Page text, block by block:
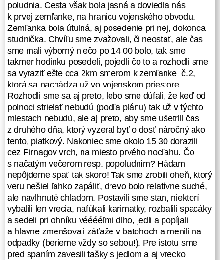
bola príjemná viedla listnatým
lesíkom až k odpočívadlu pod
vrchom Krivošťianka. Tu sme si dali
raňajky, niektorí aj cigaretku, uvarili
kávičku a proste pookriali. Vybehli
sme bez batohov na vrch
Krivoštianky, odkiaľ bol nádherný
výhľad na Humenné a okolie..zrobili
sme pár fotiek, pobalili sa a fičali
ďalej po zelenej...miestami sme
naďabili na úseky, kde bola cesta
vykosená nejakým
vyžínačom...proste starajú sa turisti
z okolitých dedín, klobúk dole. A tak
to bolo aj pri pútnickom mieste
v lese, pri tzv. Vojtkovom kríži. Celá
lúčka pekne pokosená. Potom sme
pokračovali smer Ondovo, kde sa
nachádza prameň a pripája sa
červená TZ. Odtiaľ smer Veľká
Dubová, kde zelenú značku na
našej trase vystriedala značka
modrá. Neskôr sme došli
poludnia. Cesta však bola jasná a doviedla nás
k prvej zemľanke, na hranicu vojenského obvodu.
Zemľanka bola útulná, aj posedenie pri nej, dokonca
studnička. Chvíľu sme zvažovali, či neostať, ale čas
sme mali výborný niečo po 14 00 bolo, tak sme
takmer hodinku posedeli, pojedli čo to a rozhodli sme
sa vyraziť ešte cca 2km smerom k zemľanke č.2,
ktorá sa nachádza už vo vojenskom priestore.
Rozhodli sme sa aj preto, lebo sme dúfali, že keď od
polnoci strielať nebudú (podľa plánu) tak už v týchto
miestach nebudú, ale aj preto, aby sme ušetrili čas
z druhého dňa, ktorý vyzeral byť o dosť náročný ako
tento, piatkový. Nakoniec sme okolo 15 30 dorazili
cez Pirnagov vrch, na miesto prvého nocľahu. Čo
s načatým večerom resp. popoludním? Hádam
nepôjdeme spať tak skoro! Tak sme zrobili oheň, ktorý
veru nešiel ľahko zapáliť, drevo bolo relatívne suché,
ale navlhnuté chladom. Postavili sme stan, niektorí
vybalili len vrecia, nafúkali karimatky, rozbalili spacáky
a sedeli pri ohníku vééééľmi dlho, jedli a popíjali
a hlavne zmenšovali záťaže v batohoch a menili na
odpadky (berieme vždy so sebou!). Pre istotu sme
pred spaním zavesili tašky s jedlom a aj vrecko